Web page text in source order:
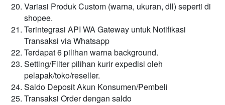
Variasi Produk Custom (warna, ukuran, dll) seperti di
shopee.
Terintegrasi API WA Gateway untuk Notifikasi
Transaksi via Whatsapp
Terdapat 6 pilihan warna background.
Setting/Filter pilihan kurir expedisi oleh
pelapak/toko/reseller.
Saldo Deposit Akun Konsumen/Pembeli
Transaksi Order dengan saldo